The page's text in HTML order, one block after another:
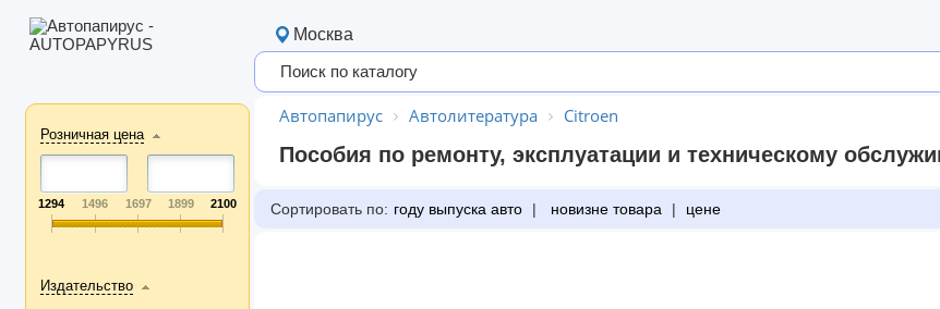
Розничная цена
1294 1496 1697 1899 2100
Издательство
Москва
Автопапирус Автолитература Citroen
Пособия по ремонту, эксплуатации и техническому
Сортировать по: году выпуска авто | новизне товара | цене